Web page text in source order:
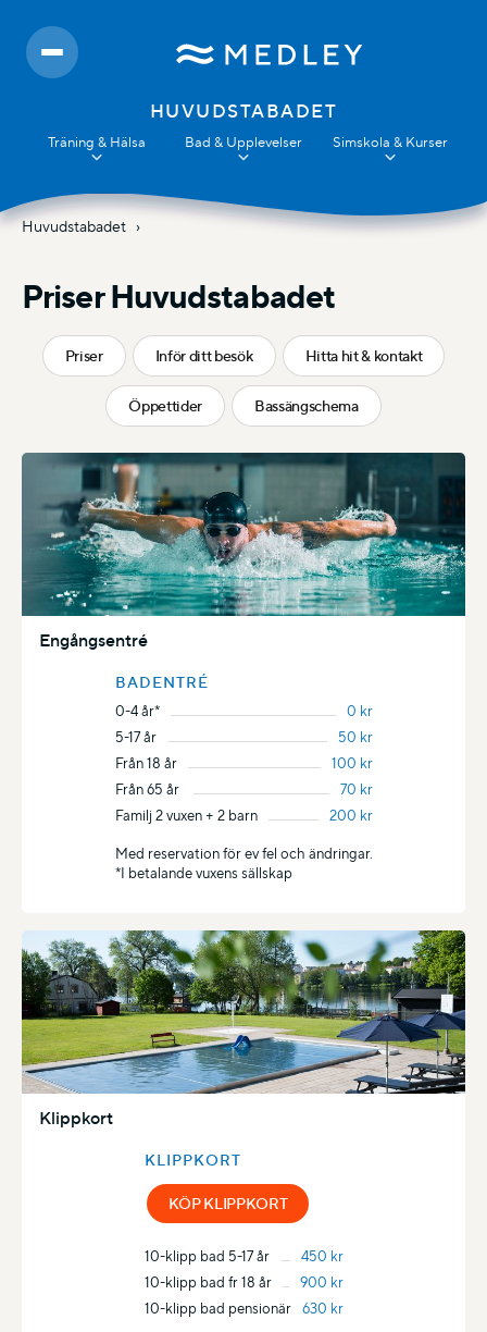
HUVUDSTABADET
Träning & Hälsa Bad & Upplevelser Simskola & Kurser
Huvudstabadet
Priser Huvudstabadet
Priser Inför ditt besök Hitta hit & kontakt
Öppettider Bassängschema
Engångsentré
BADENTRÉ
0-4 år*
0 kr
5-17 år
50 kr
Från 18 år
100 kr
Från 65 år
70 kr
Familj 2 vuxen + 2 barn
200 kr
Med reservation för ev fel och ändringar.
*I betalande vuxens sällskap
Klippkort
KLIPPKORT
KÖP KLIPPKORT
10-klipp bad 5-17 år
450 kr
10-klipp bad fr 18 år
900 kr
10-klipp bad pensionär 630 kr